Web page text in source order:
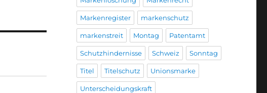
Markenregister markenschutz
markenstreit Montag Patentamt
Schutzhindernisse Schweiz Sonntag
Titel Titelschutz Unionsmarke
Unterscheidungskraft